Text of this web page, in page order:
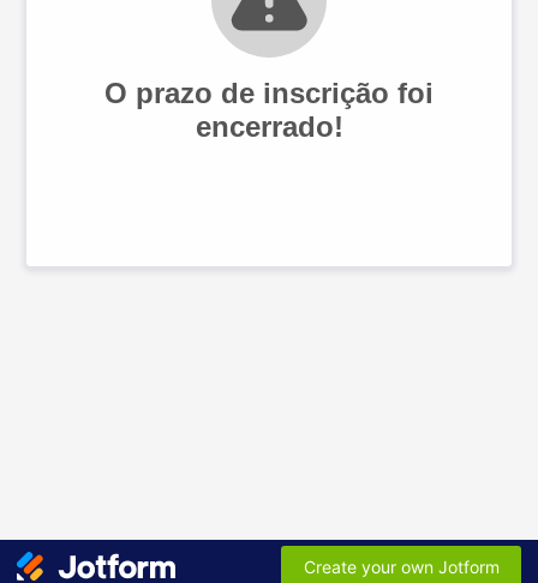
O prazo de inscrição foi
encerrado!
Create your own Jotform